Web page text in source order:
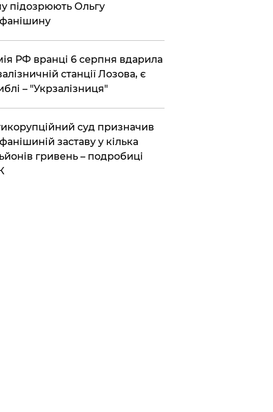
підозрюють Ольгу
РФ вранці 6 серпня вдарила
станції Лозова, є
– "Укрзалізниця"
суд призначив
заставу у кілька
гривень – подробиці